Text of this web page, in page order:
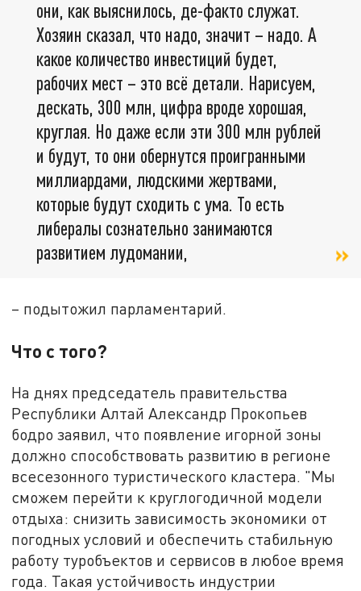
они, как выяснилось, де-факто служат.
Хозяин сказал, что надо, значит – надо. А
какое количество инвестиций будет,
рабочих мест – это всё детали. Нарисуем,
дескать, 300 млн, цифра вроде хорошая,
круглая. Но даже если эти 300 млн рублей
и будут, то они обернутся проигранными
миллиардами, людскими жертвами,
которые будут сходить с ума. То есть
либералы сознательно занимаются
развитием лудомании,
– подытожил парламентарий.
Что с того?
На днях председатель правительства
Республики Алтай Александр Прокопьев
бодро заявил, что появление игорной зоны
должно способствовать развитию в регионе
всесезонного туристического кластера. "Мы
сможем перейти к круглогодичной модели
отдыха: снизить зависимость экономики от
погодных условий и обеспечить стабильную
работу туробъектов и сервисов в любое время
года. Такая устойчивость индустрии